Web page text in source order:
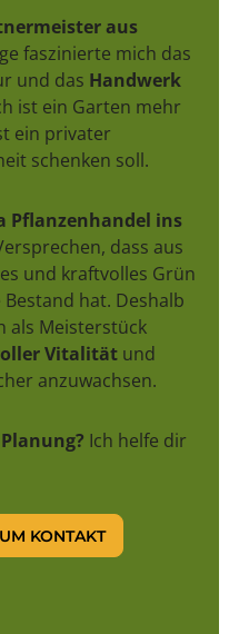
aus
faszinierte mich das
und das Handwerk
ist ein Garten mehr
ein privater
schenken soll.
Pflanzenhandel ins
dass aus
und kraftvolles Grün
hat. Deshalb
als Meisterstück
Vitalitätund
anzuwachsen.
Ich helfe dir
KONTAKT